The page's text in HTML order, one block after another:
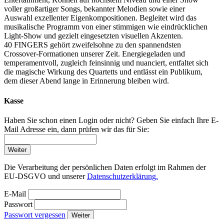
voller großartiger Songs, bekannter Melodien sowie einer
Auswahl exzellenter Eigenkompositionen. Begleitet wird das
musikalische Programm von einer stimmigen wie eindrücklichen
Light-Show und gezielt eingesetzten visuellen Akzenten.
40 FINGERS gehört zweifelsohne zu den spannendsten
Crossover-Formationen unserer Zeit. Energiegeladen und
temperamentvoll, zugleich feinsinnig und nuanciert, entfaltet sich
die magische Wirkung des Quartetts und entlässt ein Publikum,
dem dieser Abend lange in Erinnerung bleiben wird.
Kasse
Haben Sie schon einen Login oder nicht? Geben Sie einfach Ihre E-
Mail Adresse ein, dann prüfen wir das für Sie:
Weiter
Die Verarbeitung der persönlichen Daten erfolgt im Rahmen der
EU-DSGVO und unsererDatenschutzerklärung.
E-Mail
Passwort
Passwort vergessen
Weiter